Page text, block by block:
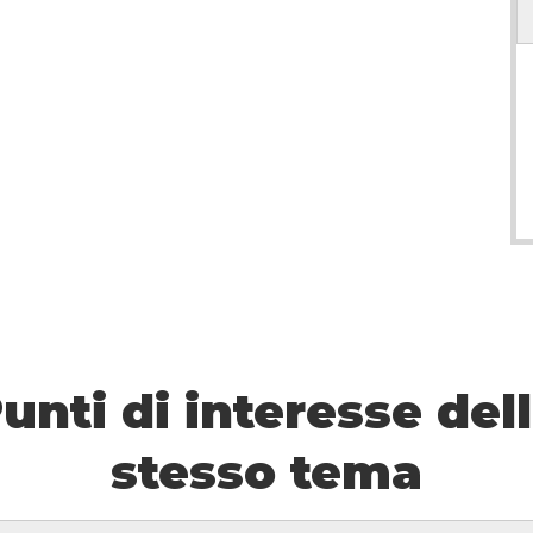
di interesse
stesso tema